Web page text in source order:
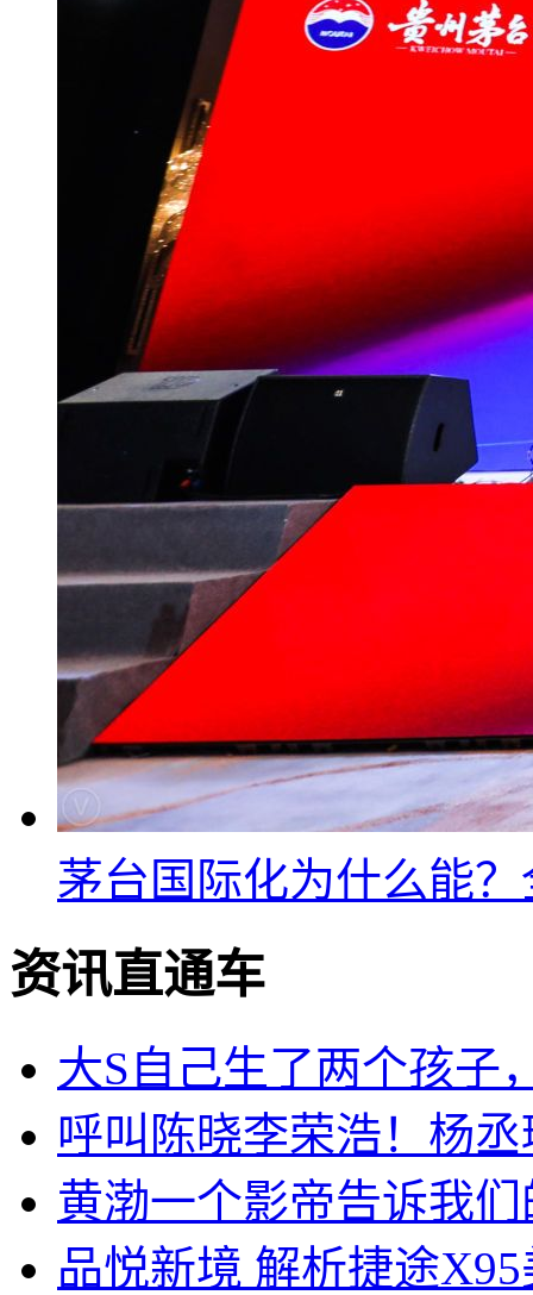
茅台国际化为什么能
资讯直通车
大S自己生了两个孩子
呼叫陈晓李荣浩！杨
黄渤一个影帝告诉我
品悦新境 解析捷途